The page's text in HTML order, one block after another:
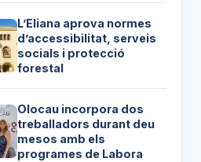
L’Eliana aprova normes
d’accessibilitat, serveis
socials i protecció
forestal
Olocau incorpora dos
treballadors durant deu
mesos amb els
programes de Labora